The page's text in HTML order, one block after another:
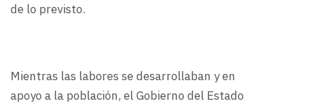
de lo previsto.
Mientras las labores se desarrollaban y en
apoyo a la población, el Gobierno del Estado